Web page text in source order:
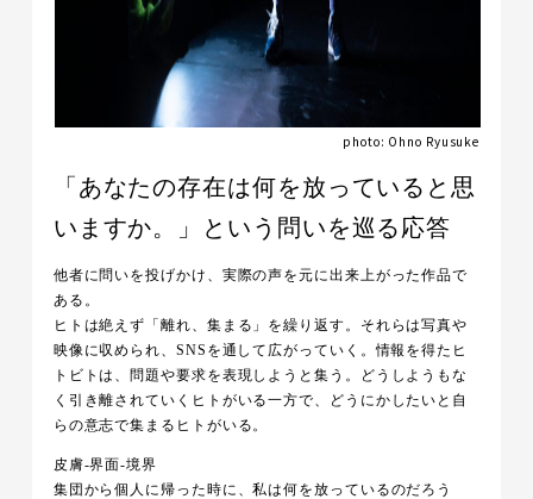
photo: Ohno Ryusuke
「あなたの存在は何を放っていると思
いますか。」という問いを巡る応答
他者に問いを投げかけ、実際の声を元に出来上がった作品で
ある。
ヒトは絶えず「離れ、集まる」を繰り返す。それらは写真や
映像に収められ、SNSを通して広がっていく。情報を得たヒ
トビトは、問題や要求を表現しようと集う。どうしようもな
く引き離されていくヒトがいる一方で、どうにかしたいと自
らの意志で集まるヒトがいる。
皮膚-界面-境界
集団から個人に帰った時に、私は何を放っているのだろう